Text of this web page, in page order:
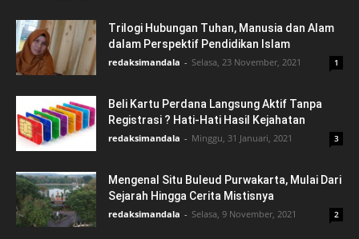
Trilogi Hubungan Tuhan, Manusia dan Alam
dalam Perspektif Pendidikan Islam
redaksimandala - Selasa, 23 November, 2021 1
Beli Kartu Perdana Langsung Aktif Tanpa
Registrasi ? Hati-Hati Hasil Kejahatan
redaksimandala - Minggu, 31 Januari, 2021 3
Mengenal Situ Buleud Purwakarta, Mulai Dari
Sejarah Hingga Cerita Mistisnya
redaksimandala - Selasa, 9 November, 2021 2